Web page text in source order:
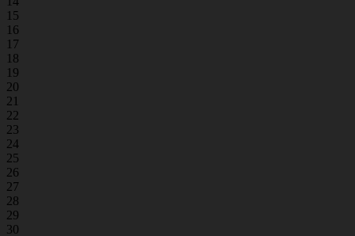
15
16
17
18
19
20
21
22
23
24
25
26
27
28
29
30